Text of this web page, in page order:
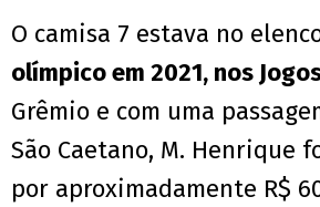
O camisa 7 estava no
olímpico em 2021, nos
Grêmio e com uma
São Caetano, M. Henrique
por aproximadamente R$